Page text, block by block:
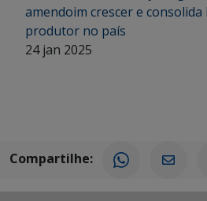
amendoim crescer e
produtor no país
24 jan 2025
Compartilhe: